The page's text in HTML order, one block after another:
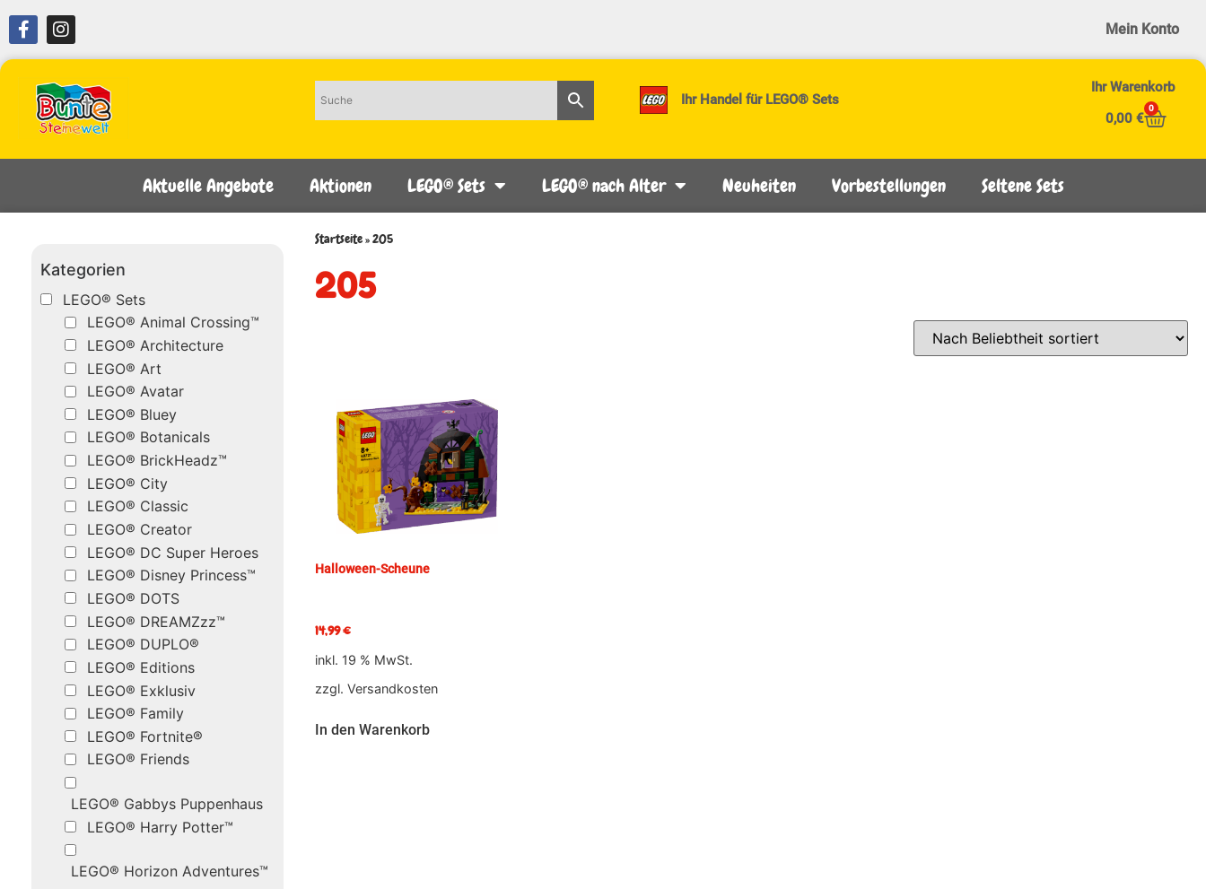
Mein Konto
Ihr Handel für LEGO® Sets
Ihr Warenkorb
0,00 €
0
Aktuelle Angebote Aktionen LEGO® Sets LEGO® nach Alter Neuheiten Vorbestellungen Seltene Sets
Kategorien
LEGO® Sets
LEGO® Animal Crossing™
LEGO® Architecture
LEGO® Art
LEGO® Avatar
LEGO® Bluey
LEGO® Botanicals
LEGO® BrickHeadz™
LEGO® City
LEGO® Classic
LEGO® Creator
LEGO® DC Super Heroes
LEGO® Disney Princess™
LEGO® DOTS
LEGO® DREAMZzz™
LEGO® DUPLO®
LEGO® Editions
LEGO® Exklusiv
LEGO® Family
LEGO® Fortnite®
LEGO® Friends
LEGO® Gabbys Puppenhaus
LEGO® Harry Potter™
LEGO® Horizon Adventures™
Startseite»205
205
Halloween-Scheune
14,99€
inkl. 19 % MwSt.
zzgl. Versandkosten
In den Warenkorb